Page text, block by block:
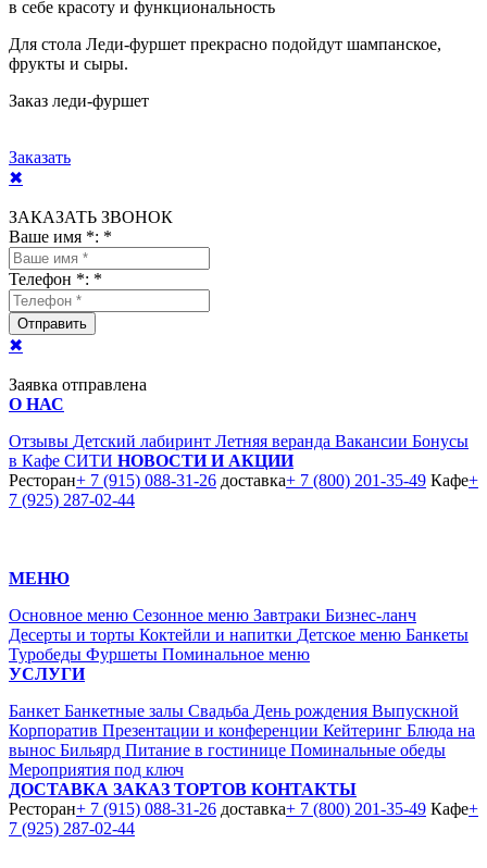
в себе красоту и функциональность
Для стола Леди-фуршет прекрасно подойдут шампанское,
фрукты и сыры.
Заказ леди-фуршет
Заказать
✖
ЗАКАЗАТЬ ЗВОНОК
Ваше имя *: *
Телефон *: *
Отправить
✖
Заявка отправлена
О НАС
Отзывы Детский лабиринт Летняя веранда Вакансии Бонусы
в Кафе СИТИ НОВОСТИ И АКЦИИ
Ресторан+ 7 (915) 088-31-26 доставка+ 7 (800) 201-35-49 Кафе+
7 (925) 287-02-44
МЕНЮ
Основное меню Сезонное меню Завтраки Бизнес-ланч
Десерты и торты Коктейли и напитки Детское меню Банкеты
Туробеды Фуршеты Поминальное меню
УСЛУГИ
Банкет Банкетные залы Свадьба День рождения Выпускной
Корпоратив Презентации и конференции Кейтеринг Блюда на
вынос Бильярд Питание в гостинице Поминальные обеды
Мероприятия под ключ
ДОСТАВКА ЗАКАЗ ТОРТОВ КОНТАКТЫ
Ресторан+ 7 (915) 088-31-26 доставка+ 7 (800) 201-35-49 Кафе+
7 (925) 287-02-44